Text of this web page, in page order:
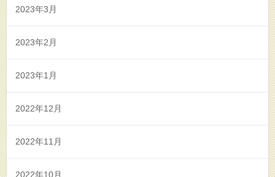
2023年3月
2023年2月
2023年1月
2022年12月
2022年11月
2022年10月